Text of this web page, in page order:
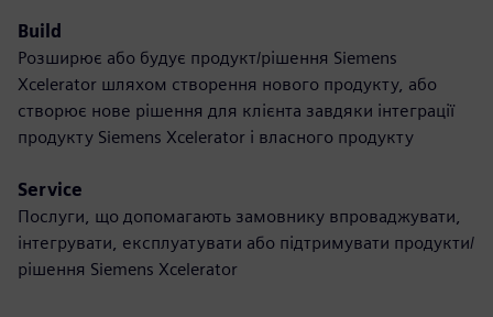
Build
Розширює або будує продукт/рішення Siemens
Xcelerator шляхом створення нового продукту, або
створює нове рішення для клієнта завдяки інтеграції
продукту Siemens Xcelerator і власного продукту
Service
Послуги, що допомагають замовнику впроваджувати,
інтегрувати, експлуатувати або підтримувати продукти/
рішення Siemens Xcelerator